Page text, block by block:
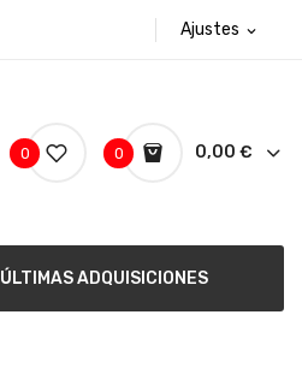
Ajustes expand_more
0 0,00 €
0
ÚLTIMAS ADQUISICIONES